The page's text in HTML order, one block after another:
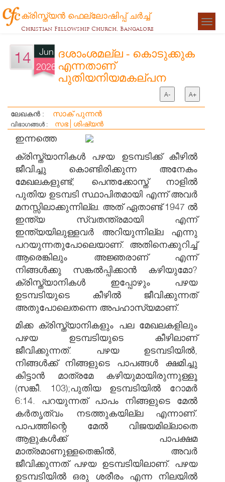
ക്രിസ്ത്യന്‍ ഫെല്ലോഷിപ്പ് ചര്‍ച്ച്
Christian Fellowship Church, Bangalore
14
Jun
2026
ദശാംശമല്ല - കൊടുക്കുക
എന്നതാണ്
പുതിയനിയമകല്പന
A- A+
ലേഖകൻ : സാക് പുന്നൻ
വിഭാഗങ്ങൾ : സഭ ശിഷ്യന്‍
ഇന്നത്തെ
ക്രിസ്ത്യാനികൾ പഴയ ഉടമ്പടിക്ക് കീഴിൽ
ജീവിച്ചു കൊണ്ടിരിക്കുന്ന അനേകം
മേഖലകളുണ്ട്; പെന്തക്കോസ്ത് നാളിൽ
പുതിയ ഉടമ്പടി സ്ഥാപിതമായി എന്ന് അവർ
മനസ്സിലാക്കുന്നില്ല. അത് ഏതാണ്ട് 1947 ൽ
ഇന്ത്യ സ്വതന്ത്രമായി എന്ന്
ഇന്ത്യയിലുള്ളവർ അറിയുന്നില്ല എന്നു
പറയുന്നതുപോലെയാണ്. അതിനെക്കുറിച്ച്
ആരെങ്കിലും അജ്ഞരാണ് എന്ന്
നിങ്ങൾക്കു സങ്കൽപ്പിക്കാൻ കഴിയുമോ?
ക്രിസ്ത്യാനികൾ ഇപ്പോഴും പഴയ
ഉടമ്പടിയുടെ കീഴിൽ ജീവിക്കുന്നത്
അതുപോലെതന്നെ അപഹാസ്യമാണ്.
മിക്ക ക്രിസ്ത്യാനികളും പല മേഖലകളിലും
പഴയ ഉടമ്പടിയുടെ കീഴിലാണ്
ജീവിക്കുന്നത്. പഴയ ഉടമ്പടിയിൽ,
നിങ്ങൾക്ക് നിങ്ങളുടെ പാപങ്ങൾ ക്ഷമിച്ചു
കിട്ടാൻ മാത്രമേ കഴിയുമായിരുന്നുള്ളൂ
(സങ്കീ. 103);പുതിയ ഉടമ്പടിയിൽ റോമർ
6:14. പറയുന്നത് പാപം നിങ്ങളുടെ മേൽ
കർതൃത്വം നടത്തുകയില്ല എന്നാണ്.
പാപത്തിന്റെ മേൽ വിജയമില്ലാതെ
ആളുകൾക്ക് പാപക്ഷമ
മാത്രമാണുള്ളതെങ്കിൽ, അവർ
ജീവിക്കുന്നത് പഴയ ഉടമ്പടിയിലാണ്. പഴയ
ഉടമ്പടിയിൽ ഒരു ശരീരം എന്ന നിലയിൽ